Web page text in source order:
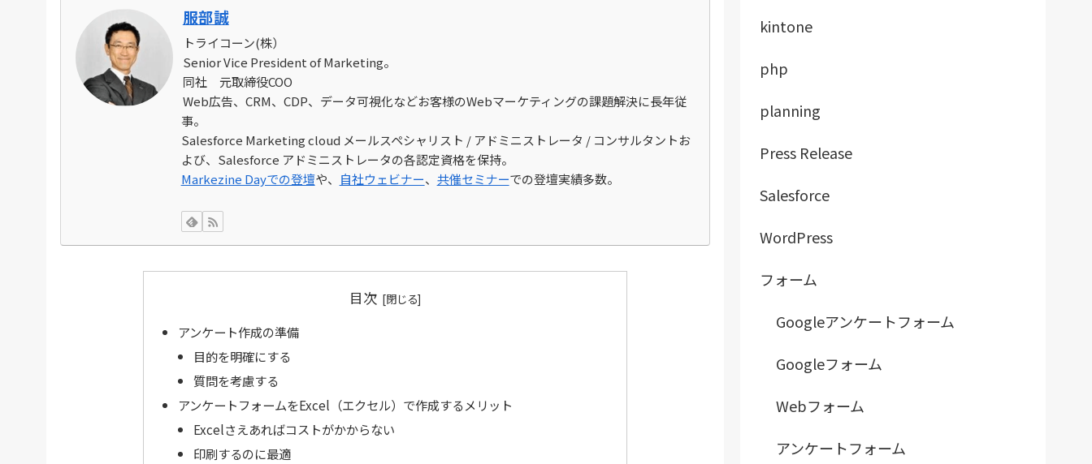
服部誠
トライコーン(株）
Senior Vice President of Marketing。
同社 元取締役COO
Web広告、CRM、CDP、データ可視化などお客様のWebマーケティングの課題解決に長年従
事。
Salesforce Marketing cloud メールスペシャリスト / アドミニストレータ / コンサルタントお
よび、Salesforce アドミニストレータの各認定資格を保持。
Markezine Dayでの登壇や、 自社ウェビナー、 共催セミナーでの登壇実績多数。
目次
アンケート作成の準備
目的を明確にする
質問を考慮する
アンケートフォームをExcel（エクセル）で作成するメリット
Excelさえあればコストがかからない
印刷するのに最適
kintone
php
planning
Press Release
Salesforce
WordPress
フォーム
Googleアンケートフォーム
Googleフォーム
Webフォーム
アンケートフォーム